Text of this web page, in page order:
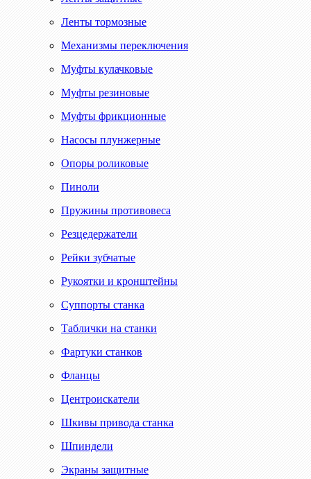
Ленты тормозные
Механизмы переключения
Муфты кулачковые
Муфты резиновые
Муфты фрикционные
Насосы плунжерные
Опоры роликовые
Пиноли
Пружины противовеса
Резцедержатели
Рейки зубчатые
Рукоятки и кронштейны
Суппорты станка
Таблички на станки
Фартуки станков
Фланцы
Центроискатели
Шкивы привода станка
Шпиндели
Экраны защитные